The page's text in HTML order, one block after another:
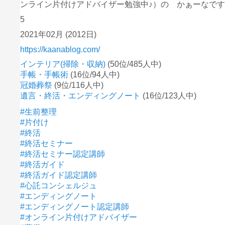
ンライン片付けアドバイザー勉強中♪）の かぁーなで
5
2021年02月 (2012日)
https://kaanablog.com/
インテリア(掃除・収納) (50位/485人中)
手帳・手帳術 (16位/94人中)
冠婚葬祭 (9位/116人中)
遺言・終活・エンディングノート (16位/123人中)
#生前整理
#片付け
#終活
#終活セミナー
#終活セミナー認定講師
#終活ガイド
#終活ガイド認定講師
#心託コンシェルジュ
#エンディングノート
#エンディングノート認定講師
#オンライン片付けアドバイザー